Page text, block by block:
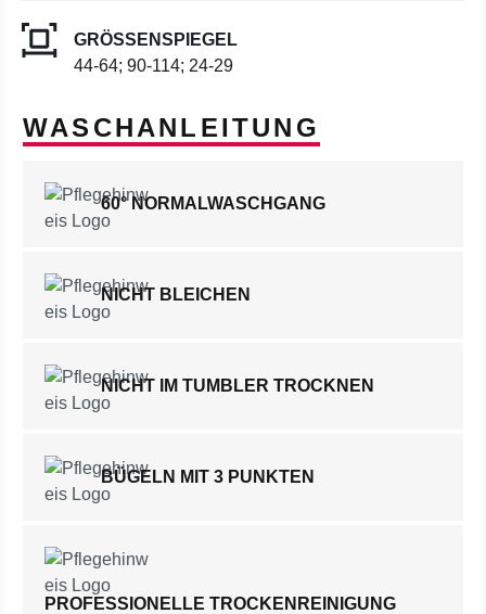
GRÖSSENSPIEGEL
44-64; 90-114; 24-29
WASCHANLEITUNG
60° NORMALWASCHGANG
NICHT BLEICHEN
NICHT IM TUMBLER TROCKNEN
BÜGELN MIT 3 PUNKTEN
PROFESSIONELLE TROCKENREINIGUNG